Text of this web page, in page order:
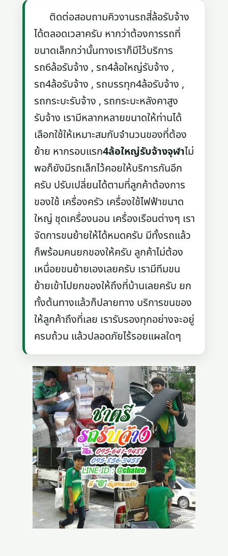
ติดต่อสอบถามคิวงานรถสี่ล้อรับจ้าง
ได้ตลอดเวลาครับ หากว่าต้องการรถที่
ขนาดเล็กกว่านั้นทางเราก็มีไว้บริการ
รถ6ล้อรับจ้าง , รถ4ล้อใหญ่รับจ้าง ,
รถ4ล้อรับจ้าง , รถบรรทุก4ล้อรับจ้าง ,
รถกระบะรับจ้าง , รถกระบะหลังคาสูง
รับจ้าง เรามีหลากหลายขนาดให้ท่านได้
เลือกใช้ให้เหมาะสมกับจำนวนของที่ต้อง
ย้าย หากรอบแรก4ล้อใหญ่รับจ้างจุฬาไม่
พอก็ยังมีรถเล็กไว้คอยให้บริการกันอีก
ครับ ปรับเปลี่ยนได้ตามที่ลูกค้าต้องการ
ของใช้ เครื่องครัว เครื่องใช้ไฟฟ้าขนาด
ใหญ่ ชุดเครื่องนอน เครื่องเรือนต่างๆ เรา
จัดการขนย้ายให้ได้หมดครับ มีทั้งรถแล้ว
ก็พร้อมคนยกของให้ครับ ลูกค้าไม่ต้อง
เหนื่อยขนย้ายเองเลยครับ เรามีทีมขน
ย้ายเข้าไปยกของให้ถึงที่บ้านเลยครับ ยก
ทั้งต้นทางแล้วก็ปลายทาง บริการขนของ
ให้ลูกค้าถึงที่เลย เรารับรองทุกอย่างจะอยู่
ครบถ้วน แล้วปลอดภัยไร้รอยแผลใดๆ